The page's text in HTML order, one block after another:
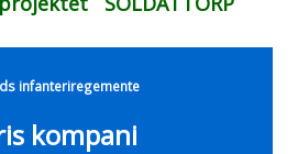
infanteriregemente
kompani